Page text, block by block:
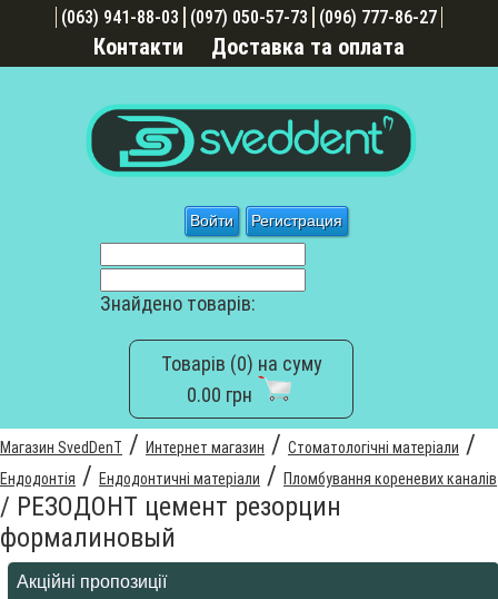
Войти Регистрация
(063) 941-88-03 (097) 050-57-73 (096) 777-86-27
Контакти Доставка та оплата
Знайдено товарів:
Товарів (0) на суму
0.00 грн
Магазин SvedDenT / Интернет магазин / Стоматологічні матеріали /
Ендодонтія / Ендодонтичні матеріали / Пломбування кореневих каналів
/ РЕЗОДОНТ цемент резорцин
формалиновый
Акційні пропозиції